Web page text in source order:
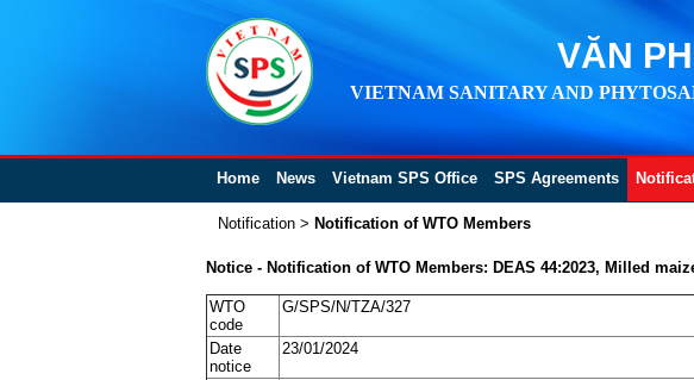
VĂN
VIETNAM SANITARY AND
Home News Vietnam SPS Office SPS Agreements
Notification> Notification of WTO Members
Notice - Notification of WTO Members: DEAS 44:2023, Milled
WTO
code
G/SPS/N/TZA/327
Date
notice
23/01/2024